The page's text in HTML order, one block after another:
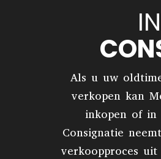
Als u uw
verkopen kan
inkopen of in
Consignatie
verkoopproces